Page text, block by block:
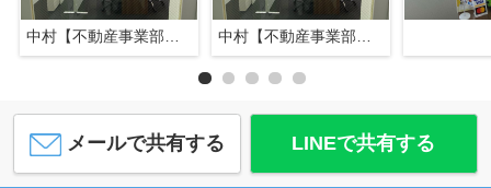
中村【不動産事業部長】 中村【不動産事業部長】
メールで共有する LINEで共有する